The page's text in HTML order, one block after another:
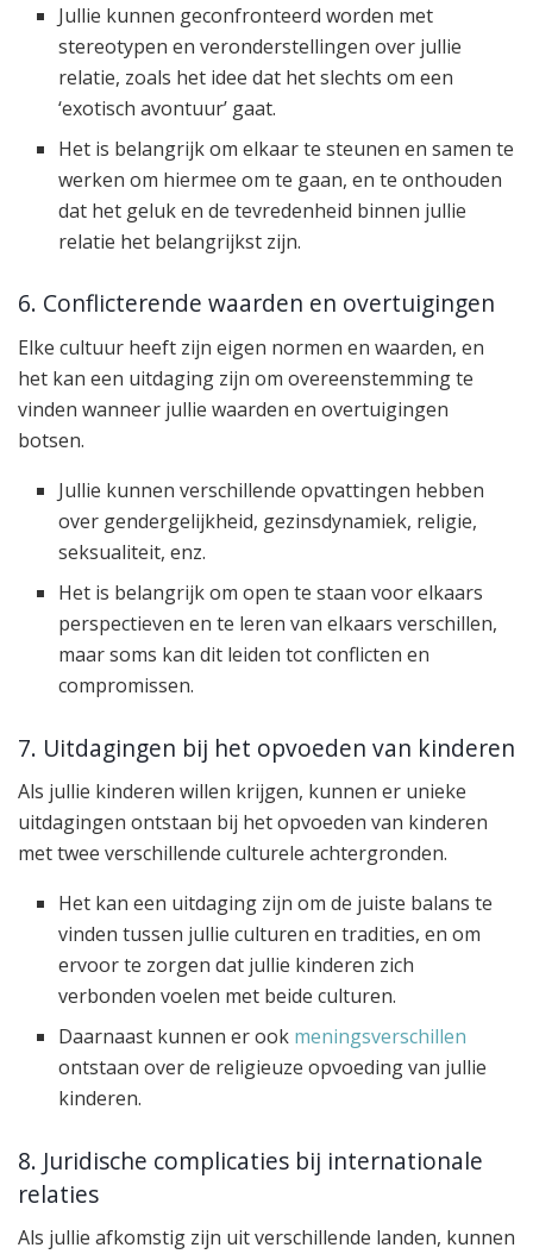
Jullie kunnen geconfronteerd worden met
stereotypen en veronderstellingen over jullie
relatie, zoals het idee dat het slechts om een
‘exotisch avontuur’ gaat.
Het is belangrijk om elkaar te steunen en samen te
werken om hiermee om te gaan, en te onthouden
dat het geluk en de tevredenheid binnen jullie
relatie het belangrijkst zijn.
6. Conflicterende waarden en overtuigingen
Elke cultuur heeft zijn eigen normen en waarden, en
het kan een uitdaging zijn om overeenstemming te
vinden wanneer jullie waarden en overtuigingen
botsen.
Jullie kunnen verschillende opvattingen hebben
over gendergelijkheid, gezinsdynamiek, religie,
seksualiteit, enz.
Het is belangrijk om open te staan voor elkaars
perspectieven en te leren van elkaars verschillen,
maar soms kan dit leiden tot conflicten en
compromissen.
7. Uitdagingen bij het opvoeden van kinderen
Als jullie kinderen willen krijgen, kunnen er unieke
uitdagingen ontstaan bij het opvoeden van kinderen
met twee verschillende culturele achtergronden.
Het kan een uitdaging zijn om de juiste balans te
vinden tussen jullie culturen en tradities, en om
ervoor te zorgen dat jullie kinderen zich
verbonden voelen met beide culturen.
Daarnaast kunnen er ook meningsverschillen
ontstaan over de religieuze opvoeding van jullie
kinderen.
8. Juridische complicaties bij internationale
relaties
Als jullie afkomstig zijn uit verschillende landen, kunnen